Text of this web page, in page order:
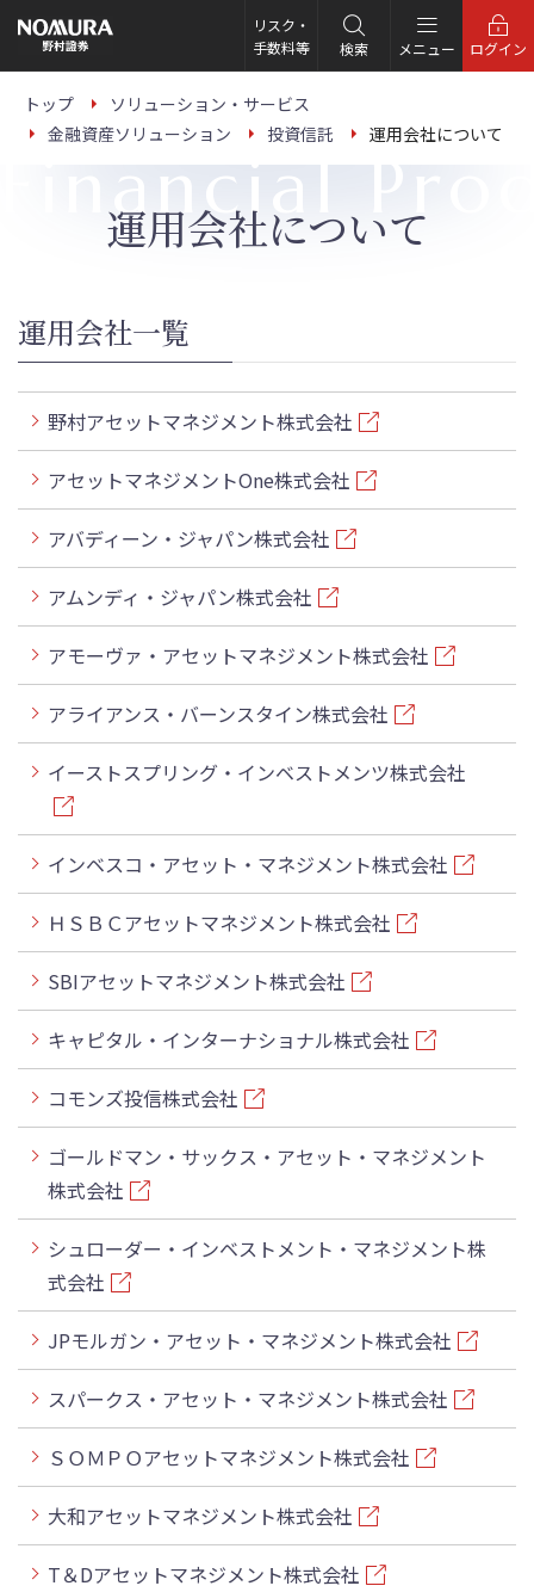
の
ー
リスク・
手数料等
検索 メニュー ログイン
トップ
ソリューション・サービス
金融資産ソリューション
投資信託 運用会社について
Financial
運用会社について
運用会社一覧
野村アセットマネジメント株式会社
アセットマネジメントOne株式会社
アバディーン・ジャパン株式会社
アムンディ・ジャパン株式会社
アモーヴァ・アセットマネジメント株式会社
アライアンス・バーンスタイン株式会社
イーストスプリング・インベストメンツ株式会社
インベスコ・アセット・マネジメント株式会社
ＨＳＢＣアセットマネジメント株式会社
SBIアセットマネジメント株式会社
キャピタル・インターナショナル株式会社
コモンズ投信株式会社
ゴールドマン・サックス・アセット・マネジメント
株式会社
シュローダー・インベストメント・マネジメント株
式会社
JPモルガン・アセット・マネジメント株式会社
スパークス・アセット・マネジメント株式会社
ＳＯＭＰＯアセットマネジメント株式会社
大和アセットマネジメント株式会社
T＆Dアセットマネジメント株式会社